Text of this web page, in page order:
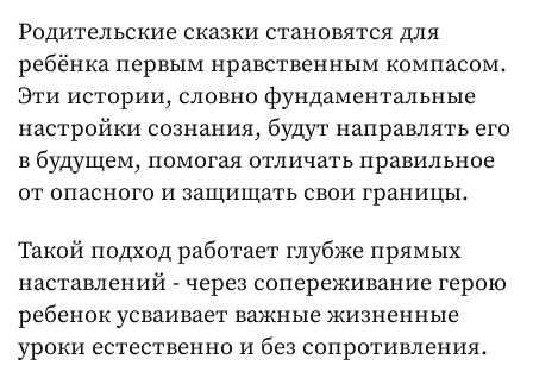
Родительские сказки становятся для
ребёнка первым нравственным компасом.
Эти истории, словно фундаментальные
настройки сознания, будут направлять его
в будущем, помогая отличать правильное
от опасного и защищать свои границы.
Такой подход работает глубже прямых
наставлений - через сопереживание герою
ребенок усваивает важные жизненные
уроки естественно и без сопротивления.